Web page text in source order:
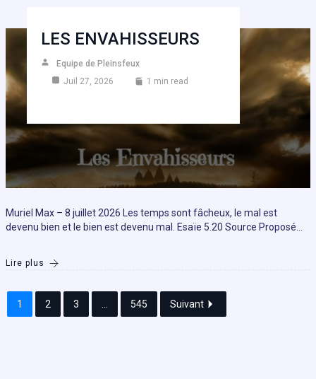
LES ENVAHISSEURS
Equipe de Pleinsfeux
Juil 27, 2026
1 min read
Muriel Max – 8 juillet 2026 Les temps sont fâcheux, le mal est
devenu bien et le bien est devenu mal. Esaïe 5.20 Source Proposé…
Lire plus
1 2 3 545 Suivant